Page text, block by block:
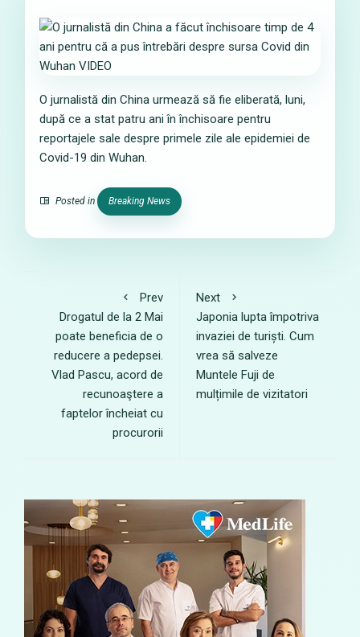
O jurnalistă din China urmează să fie eliberată, luni,
după ce a stat patru ani în închisoare pentru
reportajele sale despre primele zile ale epidemiei de
Covid-19 din Wuhan.
Posted in Breaking News
Prev
Drogatul de la 2 Mai
poate beneficia de o
reducere a pedepsei.
Vlad Pascu, acord de
recunoaştere a
faptelor încheiat cu
procurorii
Next
Japonia lupta împotriva
invaziei de turiști. Cum
vrea să salveze
Muntele Fuji de
mulțimile de vizitatori